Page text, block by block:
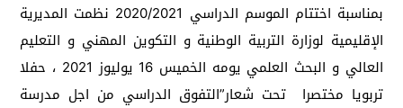
بمناسبة اختتام الموسم الدراسي 2020/2021 نظمت المديرية
الإقليمية لوزارة التربية الوطنية و التكوين المهني و التعليم
العالي و البحث العلمي يومه الخميس 16 يوليوز 2021 ، حفلا
تربويا مختصرا تحت شعار”التفوق الدراسي من اجل مدرسة